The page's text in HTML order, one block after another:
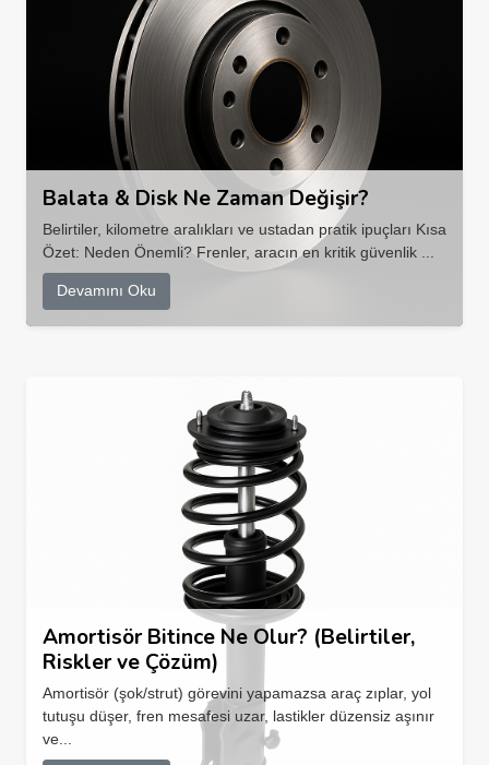
Balata & Disk Ne Zaman Değişir?
Belirtiler, kilometre aralıkları ve ustadan pratik ipuçları Kısa
Özet: Neden Önemli? Frenler, aracın en kritik güvenlik ...
Devamını Oku
Amortisör Bitince Ne Olur? (Belirtiler,
Riskler ve Çözüm)
Amortisör (şok/strut) görevini yapamazsa araç zıplar, yol
tutuşu düşer, fren mesafesi uzar, lastikler düzensiz aşınır
ve...